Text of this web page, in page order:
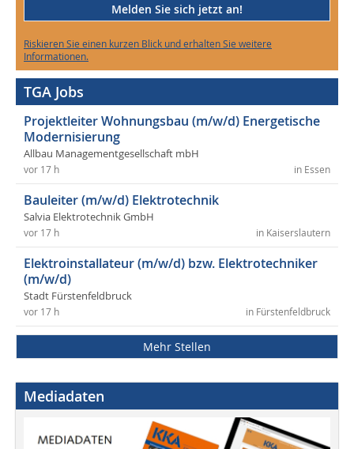
Melden Sie sich jetzt an!
Riskieren Sie einen kurzen Blick und erhalten Sie weitere
Informationen.
TGA Jobs
Projektleiter Wohnungsbau (m/w/d) Energetische
Modernisierung
Allbau Managementgesellschaft mbH
in Essen
vor 17 h
Bauleiter (m/w/d) Elektrotechnik
Salvia Elektrotechnik GmbH
in Kaiserslautern
vor 17 h
Elektroinstallateur (m/w/d) bzw. Elektrotechniker
(m/w/d)
Stadt Fürstenfeldbruck
in Fürstenfeldbruck
vor 17 h
Mehr Stellen
Mediadaten